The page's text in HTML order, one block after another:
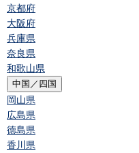
京都府
大阪府
兵庫県
奈良県
和歌山県
中国／四国
岡山県
広島県
徳島県
香川県